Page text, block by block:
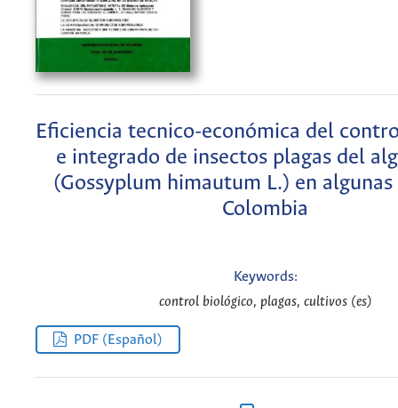
Eficiencia tecnico-económica del
e integrado de insectos plagas del
(Gossyplum himautum L.) en algunas
Colombia
Keywords:
control biológico, plagas, cultivos (es)
PDF (Español)